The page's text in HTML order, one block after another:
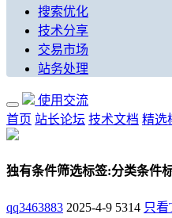
搜索优化
技术分享
交易市场
站务处理
使用交流
首页 站长论坛 技术文档 精选
独有条件筛选标签:分类条件
qq3463883 2025-4-9 5314 只看